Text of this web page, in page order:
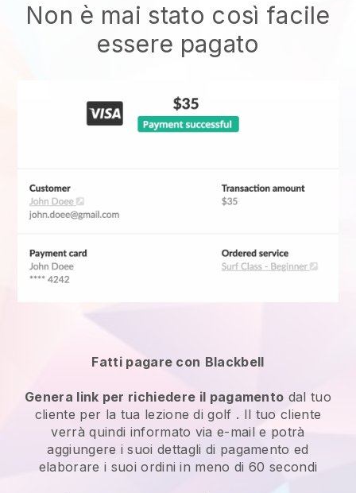
Non è mai stato così facile
essere pagato
Fatti pagare con Blackbell
Genera link per richiedere il pagamento dal tuo
cliente per la tua lezione di golf . Il tuo cliente
verrà quindi informato via e-mail e potrà
aggiungere i suoi dettagli di pagamento ed
elaborare i suoi ordini in meno di 60 secondi